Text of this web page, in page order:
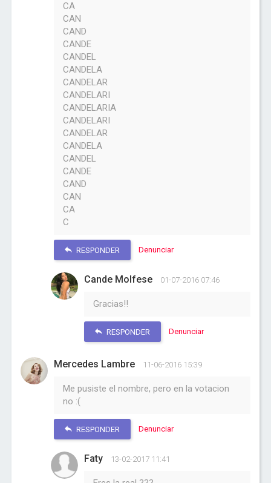
CA
CAN
CAND
CANDE
CANDEL
CANDELA
CANDELAR
CANDELARI
CANDELARIA
CANDELARI
CANDELAR
CANDELA
CANDEL
CANDE
CAND
CAN
CA
C
RESPONDER Denunciar
Cande Molfese 01-07-2016 07:46
Gracias!!
RESPONDER Denunciar
Mercedes Lambre 11-06-2016 15:39
Me pusiste el nombre, pero en la votacion
no :(
RESPONDER Denunciar
Faty 13-02-2017 11:41